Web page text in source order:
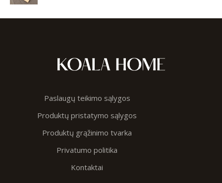
Paslaugų teikimo sąlygos
Produktų pristatymo sąlygos
Produktų grąžinimo tvarka
Privatumo politika
Kontaktai